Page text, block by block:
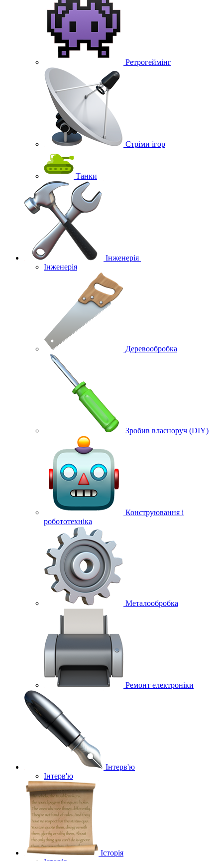
Ретрогеймінг
Стріми ігор
Танки
Інженерія
Інженерія
Деревообробка
Зробив власноруч (DIY)
Конструювання і
робототехніка
Металообробка
Ремонт електроніки
Інтерв'ю
Інтерв'ю
Історія